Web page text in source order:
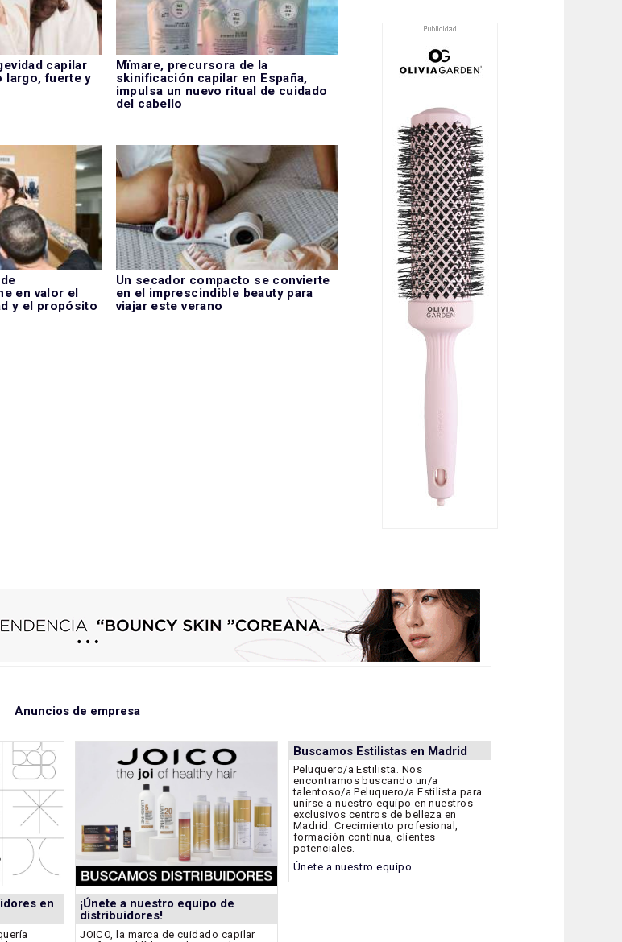
capilar
largo, fuerte y
Mïmare, precursora de la
skinificación capilar en España,
impulsa un nuevo ritual de cuidado
del cabello
en valor el
y el propósito
Un secador compacto se convierte
en el imprescindible beauty para
viajar este verano
Anuncios de empresa
en
¡Únete a nuestro equipo de
distribuidores!
JOICO, la marca de cuidado capilar
Buscamos Estilistas en Madrid
Peluquero/a Estilista. Nos
encontramos buscando un/a
talentoso/a Peluquero/a Estilista para
unirse a nuestro equipo en nuestros
exclusivos centros de belleza en
Madrid. Crecimiento profesional,
formación continua, clientes
potenciales.
Únete a nuestro equipo